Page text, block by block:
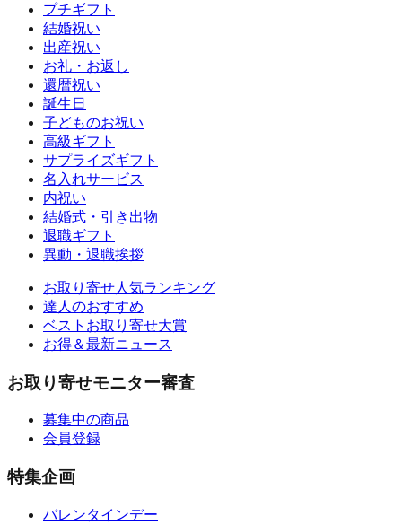
プチギフト
結婚祝い
出産祝い
お礼・お返し
還暦祝い
誕生日
子どものお祝い
高級ギフト
サプライズギフト
名入れサービス
内祝い
結婚式・引き出物
退職ギフト
異動・退職挨拶
お取り寄せ人気ランキング
達人のおすすめ
ベストお取り寄せ大賞
お得＆最新ニュース
お取り寄せモニター審査
募集中の商品
会員登録
特集企画
バレンタインデー